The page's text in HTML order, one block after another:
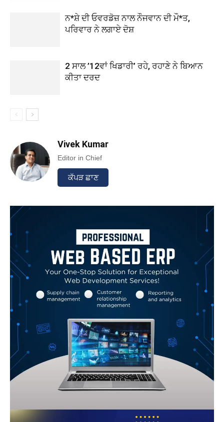
ਨ*ਸ਼ੇ ਦੀ ਓਵਰਡੋਜ਼ ਨਾਲ ਨੌਜਵਾਨ ਦੀ ਮੌ*ਤ,
ਪਰਿਵਾਰ ਨੇ ਲਗਾਏ ਦੋਸ਼
2 ਸਾਲ ’12ਵਾਂ ਖਿਡਾਰੀ’ ਰਹੇ, ਰਹਾਣੇ ਨੇ ਬਿਆਨ
ਕੀਤਾ ਦਰਦ
Vivek Kumar
Editor in Chief
ਕੱਪੜ ਛਾਣ